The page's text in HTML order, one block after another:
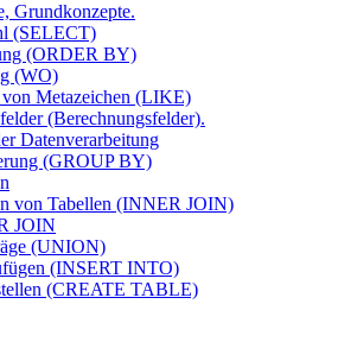
Grundkonzepte.
(SELECT)
(ORDER BY)
(WO)
Metazeichen (LIKE)
(Berechnungsfelder).
Datenverarbeitung
(GROUP BY)
von Tabellen (INNER JOIN)
JOIN
(UNION)
(INSERT INTO)
(CREATE TABLE)